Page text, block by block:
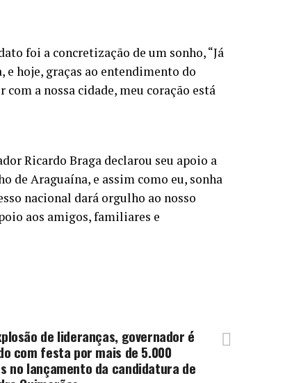
foi a concretização de um sonho, “Já
hoje, graças ao entendimento do
a nossa cidade, meu coração está
Ricardo Braga declarou seu apoio a
de Araguaína, e assim como eu, sonha
nacional dará orgulho ao nosso
aos amigos, familiares e
de lideranças, governador é
com festa por mais de 5.000
no lançamento da candidatura de